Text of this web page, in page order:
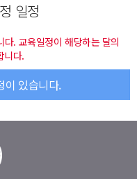
일정
. 교육일정이 해당하는 달의
니다.
이 있습니다.